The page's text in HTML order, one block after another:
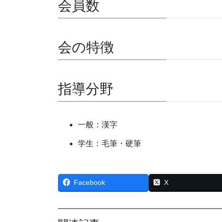
会員数
会の特徴
指導分野
一般：漢字
学生：毛筆・硬筆
Facebook X